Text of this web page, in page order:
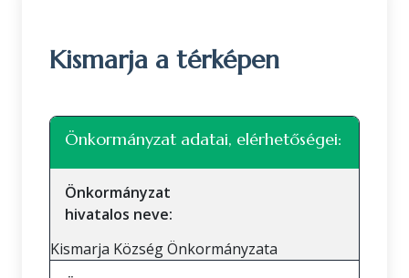
Kismarja a térképen
+
Önkormányzat adatai, elérhetőségei:
Önkormányzat
hivatalos neve:
Kismarja Község Önkormányzata